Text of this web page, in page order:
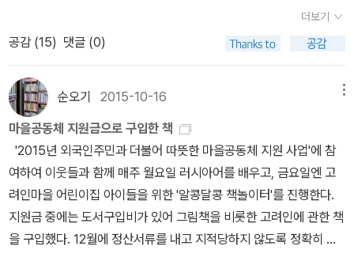
책미술관 시민모임이라는 곳이 있다는 것을 알기 전까지만 해도 그림
갤러리에 계신 분의 말씀을 들으면 들을수록 정말 괜찮은 모임이라는
생각이 들었습니다. 말씀하신 대로 일단 그림책이면 큰 부담이 되지
않으니까 독서회에 와서 누구라도 자유롭게 이야기할 수 있습니다.
고전이나 어려운 책을 읽는 모임도 도움이 많이 되기는 하지만 아무
래도 지적으로 더 훈련 받은 사람들이 아니라면 모임에 나와서 자유
롭게 생각을 나누기에는 한계가 많잖아요? 하지만 그림책은 그림을
보고, 이야기를 읽는 것에는 부담이 적지만 책의 그림을 보거나 글을
읽고 느끼는 점은 사람마다 다들 수 있습니다. 예를 들면 저는 이제
이였으나, 서로 죽이고 또 죽임을 당했다. 아무것도 바뀌지 않았
어. 달라진 거라곤 이 나라 독재자 자리를 저 나라 군인들이 대신하고
군인들 밑으로 들어간 자들이 활개를 치고 다녔습니다.물과 전기는
그 전보다 더 모자랐고,사람들은 그 전보다 더 많은 감시를 받아야 했
습니다.길에는 엄마 잃은 아이들과 집을 잃은 사람들이 더 많아졌습
니다.그리고 여전히 멈추지 않는 폭발과 총소리. p.81 높은 사람들
은 자신들이 무슨 용의의 전사인 마냥 떠들어댔지만, 독재자가 사라
진 뒤에 도 그들의 삶이 바뀌지 않았다. 십년이 지나는 동안 심각한
얼굴의 사람들은곳곳에서 또 다른 전쟁을 만들어 내었습니다.그 심각
한 얼굴의 이들은 ‘아주 멋진 일’을 계속 찾아내었고,세상 사람들에게
앗이라고 말했다. 맞다. 전쟁은 전쟁을 낳는다. 정의로운 전쟁. 난 있
더 무서운 것은 '그러거나 말거나!' '그럴 만하니 그러는 거겠지.'하는
생각이었다. 나부터 그렇게 생각해온 것은 아닌지 돌아본다. 평화, 평
화하지만 정작 나는 그런 마음이 있었나 싶다. 울림이 있는 이야기였
다. 평화를 함께 이야기하며 아이들에게 꼭 읽어줘야겠다. 무스타파
노인이 한 이야기가 아직도 귀에 울리는 듯 하다. '평화라는 건 저 강
물 같은 거라오. 수백 수천 년을 흘러운 물길을 아무리 강바닥을 파헤
쳐 뒤집는다 해도 바꿀 수 없듯이 이 땅에 살아온 이들이 이어 온 삶을
한순간에 주물러 바꿀 수는 없는 일. 우리네 삶으로 지탱하던 위태로
치’만 도사린다. 까칠까칠 ‘온목소리’를 낼 줄 아는 터전이어야 글빛이
살아나고 온나라가 제빛을 찾을 텐데.ㅍㄹㄴ글 : 숲노래·파란놀(최종
말밑 꾸러미 사전》, 《미래세대를 위한 우리말과 문해력》, 《들꽃내음
따라 걷다가 작은책집을 보았습니다》, 《우리말꽃》, 《쉬운 말이 평
화》, 《곁말》, 《책숲마실》, 《우리말 수수께끼 동시》, 《시골에서 살림
짓는 즐거움》, 《이오덕 마음 읽기》을 썼다. blog.naver.com/hboo
klove+[삶] '핵무기 제조는 휴대폰보다 훨씬 쉽다'…원자력 대부 장
인순https://n.news.naver.com/mnews/ranking/article/001/
0015919960?ntype=RANKING[글로컬] '중국인 압도적' 외국인
투표권 폐지?https://n.news.naver.com/mnews/ranking/artic
잘 했지.” 책벌레는 하루하루 값을 늘린다. 처음에는 “시골 멧밭 한
뙈기”만큼 돈을 들여서 책을 사읽었다면, 어느새 “시골논 한 마지
기”만큼 돈을 들여서 책을 사읽고, 이윽고 광주나 대전 즈음으로 깃들
고, 바야흐로 안산이나 구리 즈음 깃들더니, 인천이나 부천이나 의정
부로 다가가고, 마침내(?) 서울로 들어서면 어쩐지 ‘어깨뿌듯’ 같으
나, 삶자락은 참으로 조그마한 빌림집이기 일쑤이다. 책벌레로서 서
울에서 “내 집 장만”이란 엄두를 내기 버겁다. 책값에 들인 돈을 책에
안 들였다면 웬만한 책벌레는 “서울 강남 한 채쯤” 우습지(?) 않았을
만하다. 참말로 숱한 책벌레는 책이 아니라 잿더미(아파트)에 눈을 두
었으면 “서울 강남 두 채”를 장만했을 만하다. 그러나 날이 가고 해가
갈수록 잿더미는 값이 껑충껑충 뛴다. 이제는 “서울 강남 작은 한
더보기
공감 (15) 댓글 (0)
순오기 2015-10-16
마을공동체 지원금으로 구입한 책
'2015년 외국인주민과 더불어 따뜻한 마을공동체 지원 사업'에 참
여하여 이웃들과 함께 매주 월요일 러시아어를 배우고, 금요일엔 고
려인마을 어린이집 아이들을 위한 '알콩달콩 책놀이터'를 진행한다.
지원금 중에는 도서구입비가 있어 그림책을 비롯한 고려인에 관한 책
을 구입했다. 12월에 정산서류를 내고 지적당하지 않도록 정확히 구